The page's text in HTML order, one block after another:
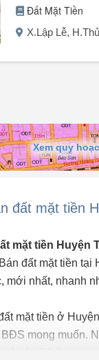
Đất Mặt Tiền
X.Lập Lễ,
Vành Đai 2.
Xem quy
đất mặt tiền
mặt tiền Huyện
đất mặt tiền
mới nhất, nhanh
mặt tiền ở
mong muốn.